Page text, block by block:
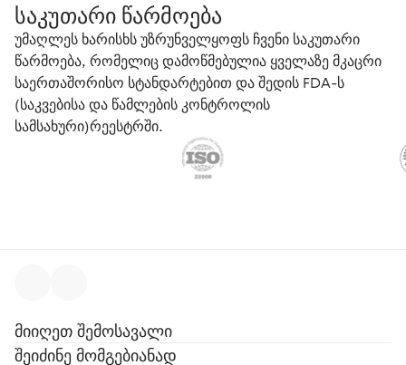
საკუთარი წარმოება
უმაღლეს ხარისხს უზრუნველყოფს ჩვენი საკუთარი
წარმოება, რომელიც დამოწმებულია ყველაზე მკაცრი
საერთაშორისო სტანდარტებით და შედის FDA-ს
(საკვებისა და წამლების კონტროლის
სამსახური)რეესტრში.
მიიღეთ შემოსავალი
შეიძინე მომგებიანად